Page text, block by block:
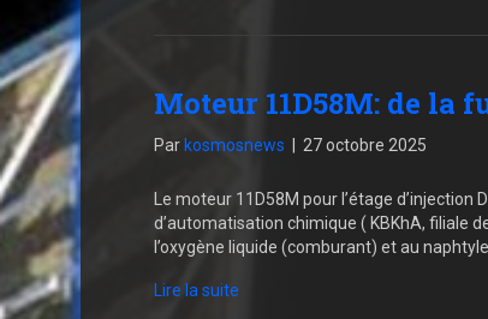
Moteur 11D58M: de la
Par kosmosnews 27 octobre 2025
Le moteur 11D58M pour l’étage
d’automatisation chimique ( KBKhA, filiale
l’oxygène liquide (comburant) et au
Lire la suite